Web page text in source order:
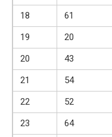
18
61
19
20
20
43
21
54
22
52
23
64